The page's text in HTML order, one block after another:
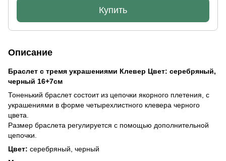
Купить
Описание
Браслет с тремя украшениями Клевер Цвет: серебряный,
черный 16+7см
Тоненький браслет состоит из цепочки якорного плетения, с
украшениями в форме четырехлистного клевера черного
цвета.
Размер браслета регулируется с помощью дополнительной
цепочки.
Цвет: серебряный, черный